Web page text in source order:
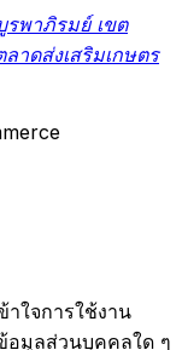
รพาภิรมย์ เขต
าดส่งเสริมเกษตร
าใจการใช้งาน
อมูลส่วนบุคคลใด ๆ